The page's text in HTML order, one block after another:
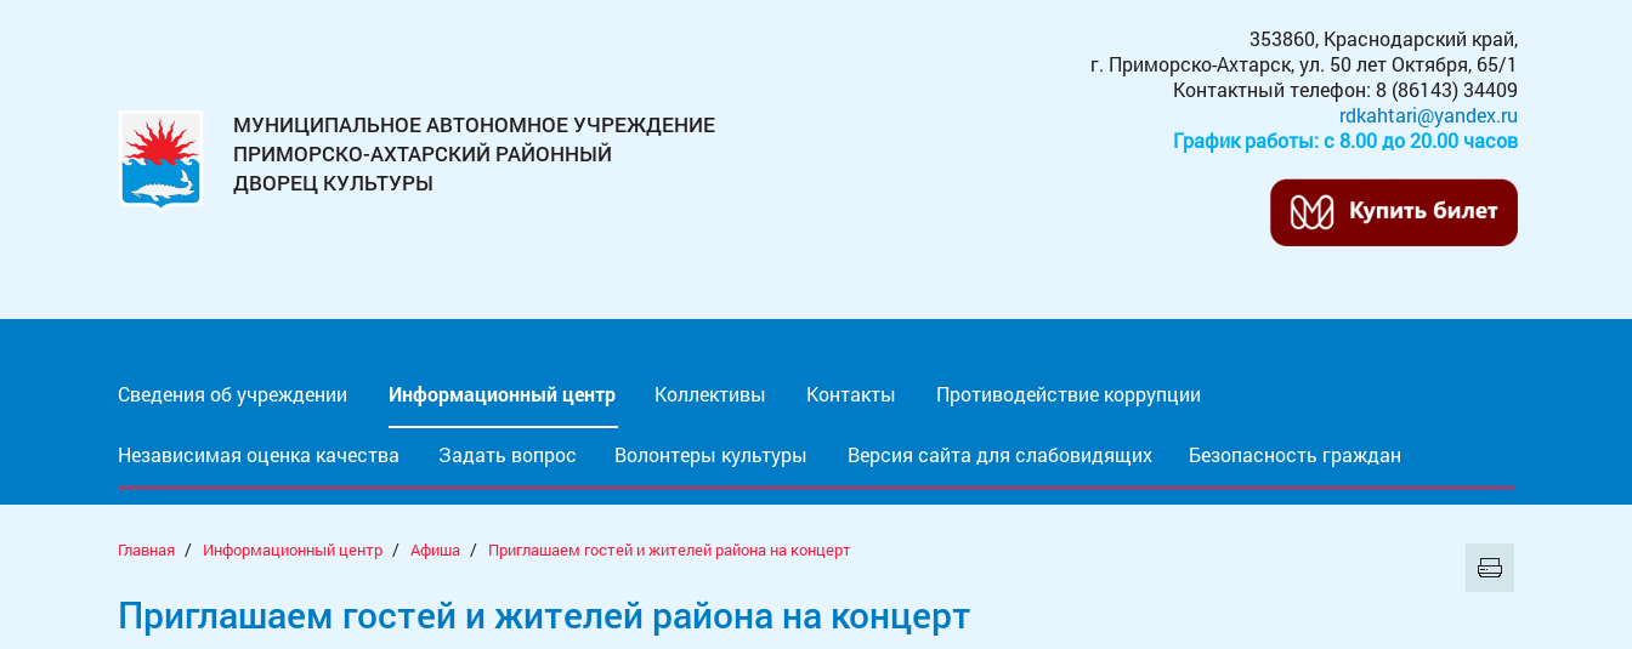
МУНИЦИПАЛЬНОЕ АВТОНОМНОЕ УЧРЕЖДЕНИЕ
ПРИМОРСКО-АХТАРСКИЙ РАЙОННЫЙ
ДВОРЕЦ КУЛЬТУРЫ
353860, Краснодарский край,
г. Приморско-Ахтарск, ул. 50 лет Октября, 65/1
Контактный телефон: 8 (86143) 34409
rdkahtari@yandex.ru
График работы: с 8.00 до 20.00 часов
Сведения об учреждении Информационный центр Коллективы Контакты Противодействие коррупции
Независимая оценка качества Задать вопрос Волонтеры культуры Версия сайта для слабовидящих Безопасность граждан
Главная / Информационный центр / Афиша / Приглашаем гостей и жителей района на концерт
Приглашаем гостей и жителей района на концерт